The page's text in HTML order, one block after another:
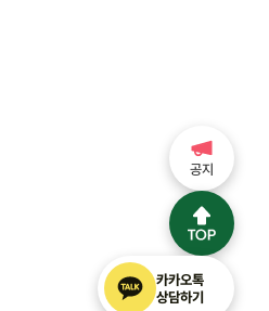
공지
카카오톡
상담하기